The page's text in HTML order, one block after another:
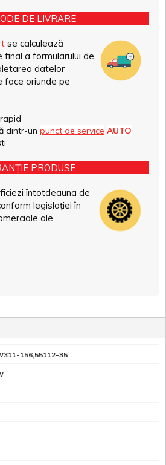
DE LIVRARE
se calculează
a formularului de
datelor
face oriunde pe
dintr-un punct de service AUTO
PRODUSE
întotdeauna de
legislației în
ale
156,55112-35